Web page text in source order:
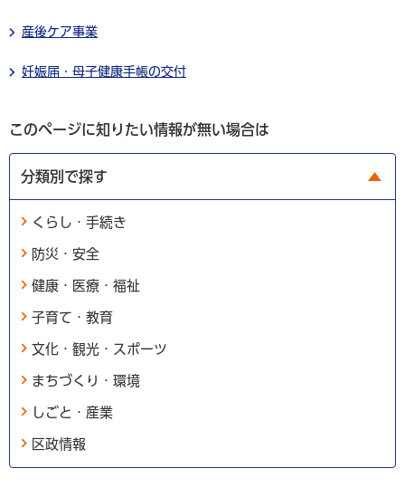
産後ケア事業
妊娠届・母子健康手帳の交付
このページに知りたい情報が無い場合は
分類別で探す
くらし・手続き
防災・安全
健康・医療・福祉
子育て・教育
文化・観光・スポーツ
まちづくり・環境
しごと・産業
区政情報